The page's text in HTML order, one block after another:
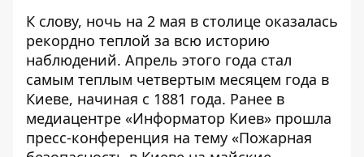
К слову, ночь на 2 мая в столице оказалась
рекордно теплой за всю историю
наблюдений. Апрель этого года стал
самым теплым четвертым месяцем года в
Киеве, начиная с 1881 года. Ранее в
медиацентре «Информатор Киев» прошла
пресс-конференция на тему «Пожарная